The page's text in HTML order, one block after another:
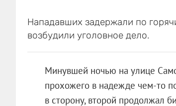
Нападавших задержали по
возбудили уголовное дело.
Минувшей ночью на улице
прохожего в надежде чем-то
в сторону, второй продолжал